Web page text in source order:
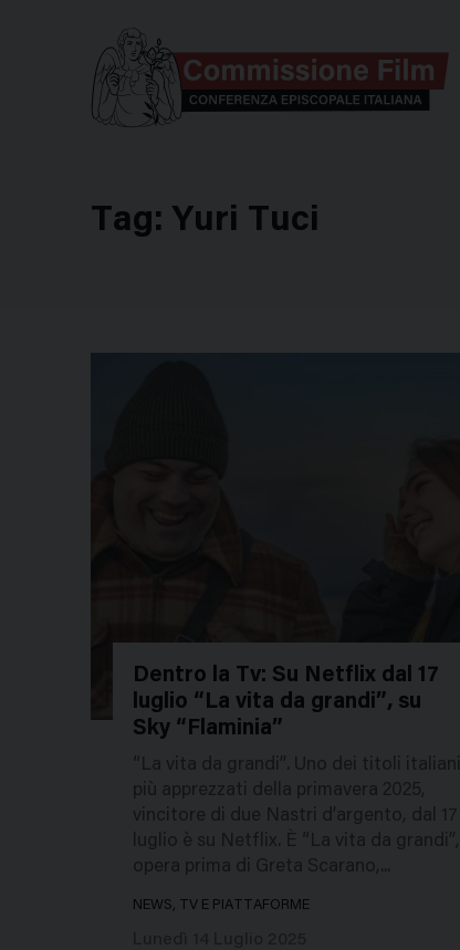
Tag: Yuri Tuci
774011
Dentro la Tv: Su Netflix dal 17
luglio “La vita da grandi”, su
Sky “Flaminia”
“La vita da grandi”. Uno dei titoli italiani
più apprezzati della primavera 2025,
vincitore di due Nastri d’argento, dal 17
luglio è su Netflix. È “La vita da grandi”,
opera prima di Greta Scarano,...
NEWS, TV E PIATTAFORME